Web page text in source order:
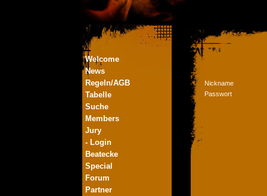
Welcome
News
Regeln/AGB
Tabelle
Suche
Members
Jury
- Login
Beatecke
Special
Forum
Partner
Nickname
Passwort